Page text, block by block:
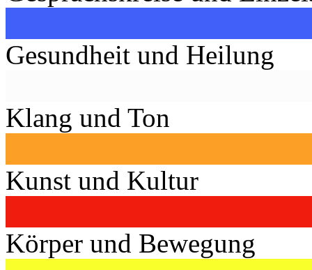
Gesundheit und Heilung
Klang und Ton
Kunst und Kultur
Körper und Bewegung